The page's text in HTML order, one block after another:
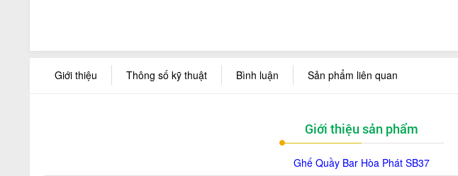
Giới thiệu Thông số kỹ thuật Bình luận Sản phẩm liên quan
Giới thiệu sản phẩm
Ghế Quầy Bar Hòa Phát SB37